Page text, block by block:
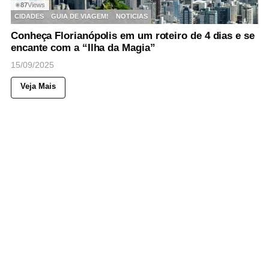
◉87Views
CIDADES
GUIA DE VIAGEM! NOTICIAS
Conheça Florianópolis em um roteiro de 4 dias e se
encante com a “Ilha da Magia”
15/09/2025
Veja Mais